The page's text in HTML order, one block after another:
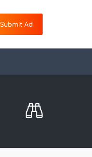
Submit Ad